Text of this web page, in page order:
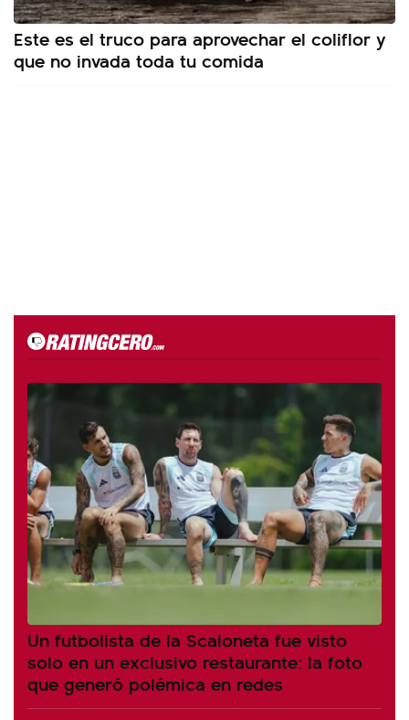
Este es el truco para aprovechar el coliflor y
que no invada toda tu comida
Un futbolista de la Scaloneta fue visto
solo en un exclusivo restaurante: la foto
que generó polémica en redes